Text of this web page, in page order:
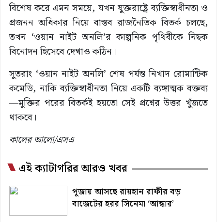
বিশেষ করে এমন সময়ে, যখন যুক্তরাষ্ট্রে ব্যক্তিস্বাধীনতা ও
প্রজনন অধিকার নিয়ে বাস্তব রাজনৈতিক বিতর্ক চলছে,
তখন ‘ওয়ান নাইট অনলি’র কাল্পনিক পৃথিবীকে নিছক
বিনোদন হিসেবে দেখাও কঠিন।
সুতরাং ‘ওয়ান নাইট অনলি’ শেষ পর্যন্ত নিখাদ রোমান্টিক
কমেডি, নাকি ব্যক্তিস্বাধীনতা নিয়ে একটি ব্যঙ্গাত্মক বক্তব্য
—মুক্তির পরের বিতর্কই হয়তো সেই প্রশ্নের উত্তর খুঁজতে
থাকবে।
কালের আলো/এসএ
এই ক্যাটাগরির আরও খবর
পূজায় আসছে রায়হান রাফীর বড়
বাজেটের হরর সিনেমা ‘আন্ধার’